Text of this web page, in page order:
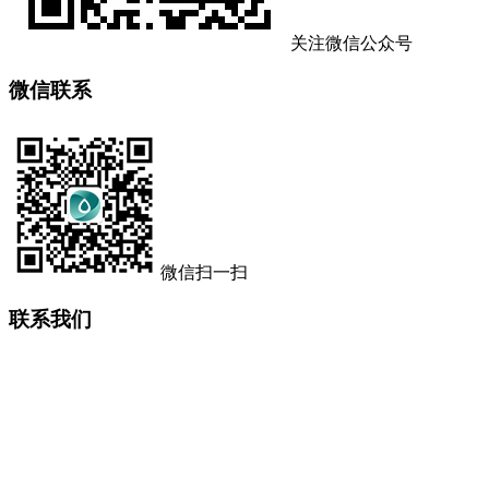
关注微信公众号
微信联系
微信扫一扫
联系我们